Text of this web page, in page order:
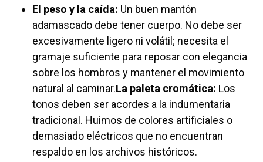
El peso y la caída: Un buen mantón
adamascado debe tener cuerpo. No debe ser
excesivamente ligero ni volátil; necesita el
gramaje suficiente para reposar con elegancia
sobre los hombros y mantener el movimiento
natural al caminar.La paleta cromática: Los
tonos deben ser acordes a la indumentaria
tradicional. Huimos de colores artificiales o
demasiado eléctricos que no encuentran
respaldo en los archivos históricos.